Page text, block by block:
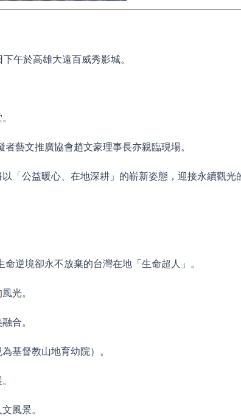
午於高雄大遠百威秀影城。
藝文推廣協會趙文豪理事長亦親臨現場。
公益暖心、在地深耕」的嶄新姿態，迎接永續觀光
逆境卻永不放棄的台灣在地「生命超人」。
光。
合。
基督教山地育幼院）。
風景。